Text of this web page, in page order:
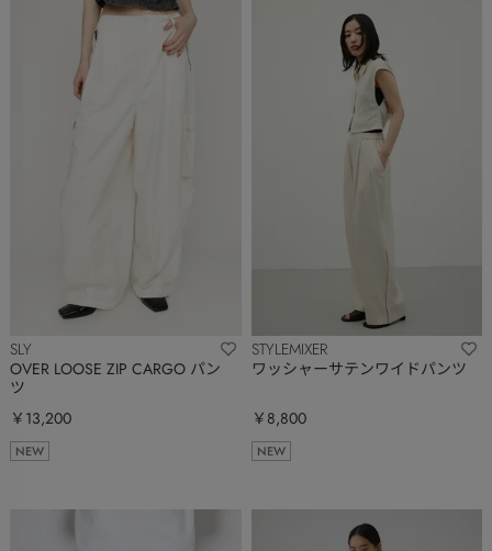
SLY
OVER LOOSE ZIP CARGO パン
ツ
￥13,200
NEW
STYLEMIXER
ワッシャーサテンワイドパンツ
￥8,800
NEW